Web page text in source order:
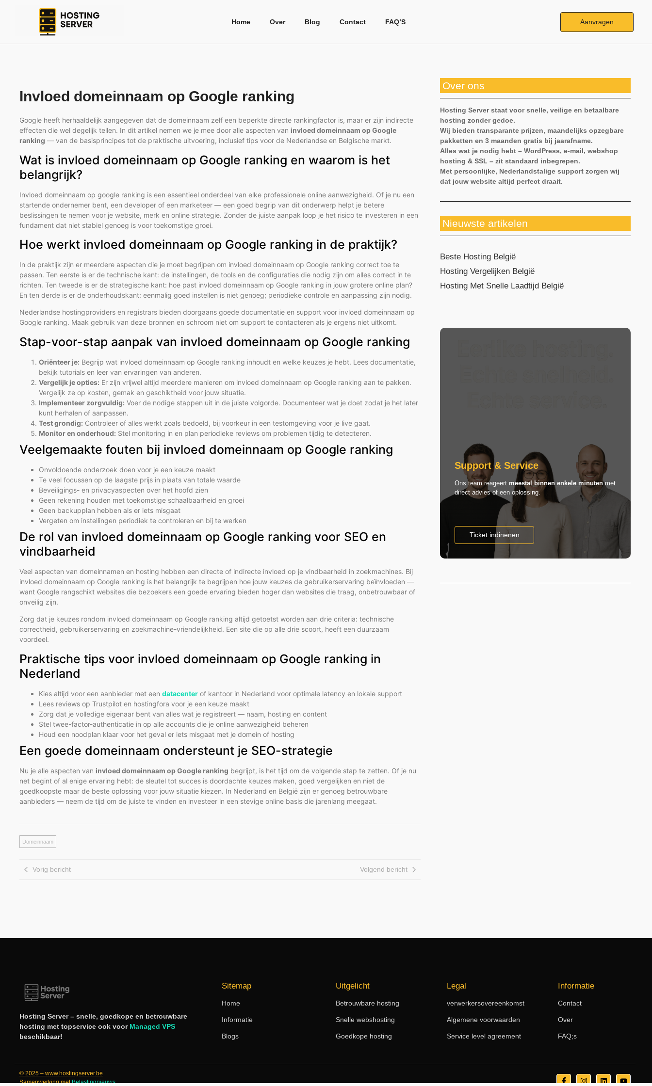
Home Over Blog Contact FAQ’S Aanvragen
Invloed domeinnaam op Google ranking
Google heeft herhaaldelijk aangegeven dat de domeinnaam zelf een beperkte directe rankingfactor is, maar er zijn indirecte
effecten die wel degelijk tellen. In dit artikel nemen we je mee door alle aspecten van invloed domeinnaam op Google
ranking — van de basisprincipes tot de praktische uitvoering, inclusief tips voor de Nederlandse en Belgische markt.
Wat is invloed domeinnaam op Google ranking en waarom is het
belangrijk?
Invloed domeinnaam op google ranking is een essentieel onderdeel van elke professionele online aanwezigheid. Of je nu een
startende ondernemer bent, een developer of een marketeer — een goed begrip van dit onderwerp helpt je betere
beslissingen te nemen voor je website, merk en online strategie. Zonder de juiste aanpak loop je het risico te investeren in een
fundament dat niet stabiel genoeg is voor toekomstige groei.
Hoe werkt invloed domeinnaam op Google ranking in de praktijk?
In de praktijk zijn er meerdere aspecten die je moet begrijpen om invloed domeinnaam op Google ranking correct toe te
passen. Ten eerste is er de technische kant: de instellingen, de tools en de configuraties die nodig zijn om alles correct in te
richten. Ten tweede is er de strategische kant: hoe past invloed domeinnaam op Google ranking in jouw grotere online plan?
En ten derde is er de onderhoudskant: eenmalig goed instellen is niet genoeg; periodieke controle en aanpassing zijn nodig.
Nederlandse hostingproviders en registrars bieden doorgaans goede documentatie en support voor invloed domeinnaam op
Google ranking. Maak gebruik van deze bronnen en schroom niet om support te contacteren als je ergens niet uitkomt.
Stap-voor-stap aanpak van invloed domeinnaam op Google ranking
Oriënteer je: Begrijp wat invloed domeinnaam op Google ranking inhoudt en welke keuzes je hebt. Lees documentatie,
bekijk tutorials en leer van ervaringen van anderen.
Vergelijk je opties: Er zijn vrijwel altijd meerdere manieren om invloed domeinnaam op Google ranking aan te pakken.
Vergelijk ze op kosten, gemak en geschiktheid voor jouw situatie.
Implementeer zorgvuldig: Voer de nodige stappen uit in de juiste volgorde. Documenteer wat je doet zodat je het later
kunt herhalen of aanpassen.
Test grondig: Controleer of alles werkt zoals bedoeld, bij voorkeur in een testomgeving voor je live gaat.
Monitor en onderhoud: Stel monitoring in en plan periodieke reviews om problemen tijdig te detecteren.
Veelgemaakte fouten bij invloed domeinnaam op Google ranking
Onvoldoende onderzoek doen voor je een keuze maakt
Te veel focussen op de laagste prijs in plaats van totale waarde
Beveiligings- en privacyaspecten over het hoofd zien
Geen rekening houden met toekomstige schaalbaarheid en groei
Geen backupplan hebben als er iets misgaat
Vergeten om instellingen periodiek te controleren en bij te werken
De rol van invloed domeinnaam op Google ranking voor SEO en
vindbaarheid
Veel aspecten van domeinnamen en hosting hebben een directe of indirecte invloed op je vindbaarheid in zoekmachines. Bij
invloed domeinnaam op Google ranking is het belangrijk te begrijpen hoe jouw keuzes de gebruikerservaring beïnvloeden —
want Google rangschikt websites die bezoekers een goede ervaring bieden hoger dan websites die traag, onbetrouwbaar of
onveilig zijn.
Zorg dat je keuzes rondom invloed domeinnaam op Google ranking altijd getoetst worden aan drie criteria: technische
correctheid, gebruikerservaring en zoekmachine-vriendelijkheid. Een site die op alle drie scoort, heeft een duurzaam
voordeel.
Praktische tips voor invloed domeinnaam op Google ranking in
Nederland
Kies altijd voor een aanbieder met een datacenter of kantoor in Nederland voor optimale latency en lokale support
Lees reviews op Trustpilot en hostingfora voor je een keuze maakt
Zorg dat je volledige eigenaar bent van alles wat je registreert — naam, hosting en content
Stel twee-factor-authenticatie in op alle accounts die je online aanwezigheid beheren
Houd een noodplan klaar voor het geval er iets misgaat met je domein of hosting
Een goede domeinnaam ondersteunt je SEO-strategie
Nu je alle aspecten van invloed domeinnaam op Google ranking begrijpt, is het tijd om de volgende stap te zetten. Of je nu
net begint of al enige ervaring hebt: de sleutel tot succes is doordachte keuzes maken, goed vergelijken en niet de
goedkoopste maar de beste oplossing voor jouw situatie kiezen. In Nederland en België zijn er genoeg betrouwbare
aanbieders — neem de tijd om de juiste te vinden en investeer in een stevige online basis die jarenlang meegaat.
Domeinnaam
Vorig bericht Volgend bericht
Over ons
Hosting Server staat voor snelle, veilige en betaalbare
hosting zonder gedoe.
Wij bieden transparante prijzen, maandelijks opzegbare
pakketten en 3 maanden gratis bij jaarafname.
Alles wat je nodig hebt – WordPress, e-mail, webshop
hosting & SSL – zit standaard inbegrepen.
Met persoonlijke, Nederlandstalige support zorgen wij
dat jouw website altijd perfect draait.
Nieuwste artikelen
Beste Hosting België
Hosting Vergelijken België
Hosting Met Snelle Laadtijd België
Support & Service
Ons team reageert meestal binnen enkele minutenmet
direct advies of een oplossing.
Ticket indinenen
Hosting Server – snelle, goedkope en betrouwbare
hosting met topservice ook voor Managed VPS
beschikbaar!
Sitemap
Home
Informatie
Blogs
Uitgelicht
Betrouwbare hosting
Snelle webshosting
Goedkope hosting
Legal
verwerkersovereenkomst
Algemene voorwaarden
Service level agreement
Informatie
Contact
Over
FAQ;s
© 2025 – www.hostingserver.be
Samenwerking metBelastingnieuws